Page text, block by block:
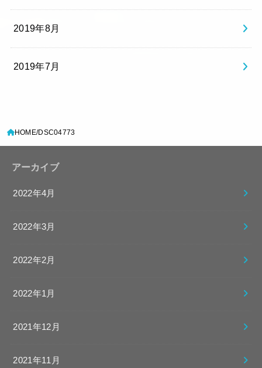
2019年8月
2019年7月
HOME DSC04773
アーカイブ
2022年4月
2022年3月
2022年2月
2022年1月
2021年12月
2021年11月